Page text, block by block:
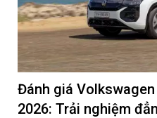
Đánh giá
2026: Trải nghiệm